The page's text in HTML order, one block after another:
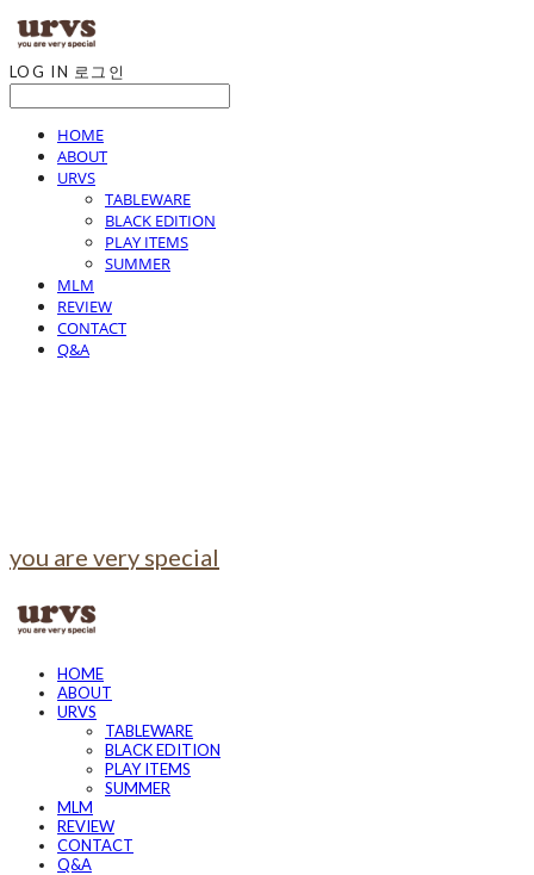
LOG IN 로그인
HOME
ABOUT
URVS
TABLEWARE
BLACK EDITION
PLAY ITEMS
SUMMER
MLM
REVIEW
CONTACT
Q&A
you are very special
HOME
ABOUT
URVS
TABLEWARE
BLACK EDITION
PLAY ITEMS
SUMMER
MLM
REVIEW
CONTACT
Q&A